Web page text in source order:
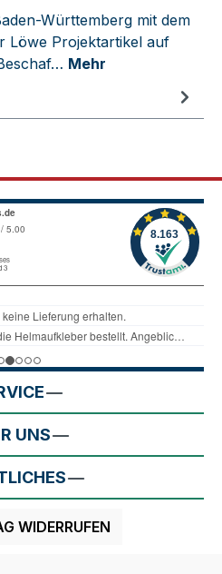
Württemberg mit dem
Löwe Projektartikel auf
Mehr
UNS
WIDERRUFEN